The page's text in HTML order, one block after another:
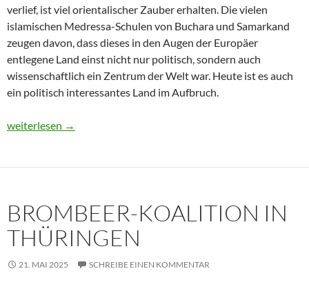
verlief, ist viel orientalischer Zauber erhalten. Die vielen
islamischen Medressa-Schulen von Buchara und Samarkand
zeugen davon, dass dieses in den Augen der Europäer
entlegene Land einst nicht nur politisch, sondern auch
wissenschaftlich ein Zentrum der Welt war. Heute ist es auch
ein politisch interessantes Land im Aufbruch.
Usbekistan 2025: Unterwegs in einem Land im Aufbruch
weiterlesen →
BROMBEER-KOALITION IN
THÜRINGEN
21. MAI 2025 SCHREIBE EINEN KOMMENTAR